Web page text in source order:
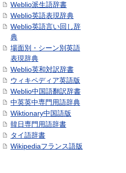
Weblio派生語辞書
Weblio英語表現辞典
Weblio英語言い回し辞
典
場面別・シーン別英語
表現辞典
Weblio英和対訳辞書
ウィキペディア英語版
Weblio中国語翻訳辞書
中英英中専門用語辞典
Wiktionary中国語版
韓日専門用語辞書
タイ語辞書
Wikipediaフランス語版